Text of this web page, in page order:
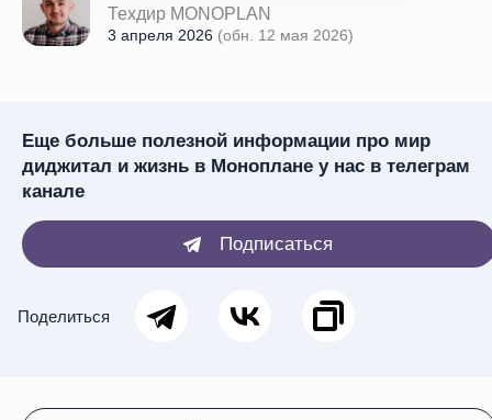
Техдир MONOPLAN
3 апреля 2026 (обн. 12 мая 2026)
Еще больше полезной информации про мир
диджитал и жизнь в Моноплане у нас в телеграм
канале
Подписаться
Поделиться